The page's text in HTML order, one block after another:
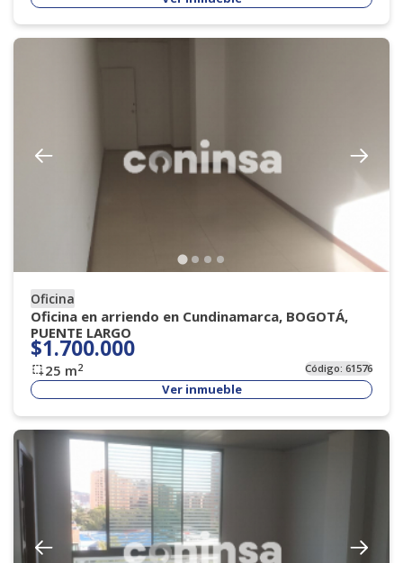
Oficina
Oficina en arriendo en Cundinamarca, BOGOTÁ,
PUENTE LARGO
$1.700.000
25 m2 Código:61576
Ver inmueble